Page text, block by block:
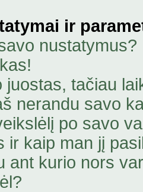
ir
nustatymus?
juostas, tačiau
nerandu savo
po savo
ir kaip man jį
ant kurio nors